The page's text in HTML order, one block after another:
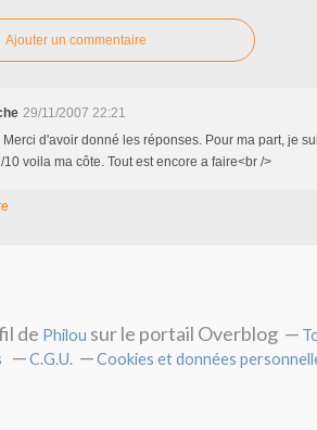
Ajouter un commentaire
29/11/2007 22:21
Merci d'avoir donné les réponses. Pour ma part, je
10 voila ma côte. Tout est encore a faire<br />
de Philou sur le portail Overblog
C.G.U. Cookies et données